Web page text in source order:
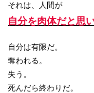
それは、人間が
自分を肉体だと思
自分は有限だ。
奪われる。
失う。
死んだら終わりだ。